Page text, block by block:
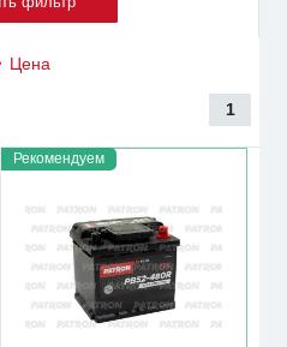
Цена
1
Рекомендуем